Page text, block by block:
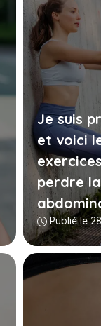
Je suis
et voici
perdre
Publié le